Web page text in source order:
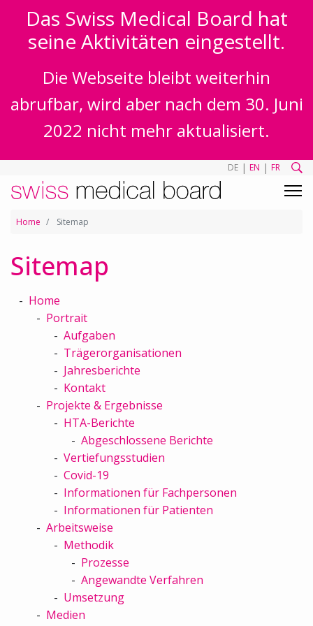
Das Swiss Medical Board hat
seine Aktivitäten eingestellt.
Die Webseite bleibt weiterhin
abrufbar, wird aber nach dem 30. Juni
2022 nicht mehr aktualisiert.
DE | EN | FR
Home Sitemap
Sitemap
Home
Portrait
Aufgaben
Trägerorganisationen
Jahresberichte
Kontakt
Projekte & Ergebnisse
HTA-Berichte
Abgeschlossene Berichte
Vertiefungsstudien
Covid-19
Informationen für Fachpersonen
Informationen für Patienten
Arbeitsweise
Methodik
Prozesse
Angewandte Verfahren
Umsetzung
Medien